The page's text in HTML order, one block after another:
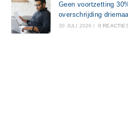
Geen voortzetting
overschrijding
30 JULI 2026 / 0